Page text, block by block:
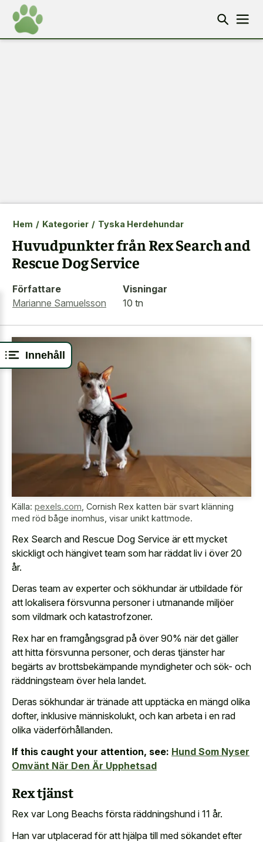
Innehåll
Hem / Kategorier / Tyska Herdehundar
Huvudpunkter från Rex Search and
Rescue Dog Service
Författare
Marianne Samuelsson
Visningar
10 tn
Källa: pexels.com Cornish Rex katten bär svart klänning
med röd båge inomhus, visar unikt kattmode.
Rex Search and Rescue Dog Service är ett mycket
skickligt och hängivet team som har räddat liv i över 20
år.
Deras team av experter och sökhundar är utbildade för
att lokalisera försvunna personer i utmanande miljöer
som vildmark och katastrofzoner.
Rex har en framgångsgrad på över 90% när det gäller
att hitta försvunna personer, och deras tjänster har
begärts av brottsbekämpande myndigheter och sök- och
räddningsteam över hela landet.
Deras sökhundar är tränade att upptäcka en mängd olika
dofter, inklusive människolukt, och kan arbeta i en rad
olika väderförhållanden.
If this caught your attention, see: Hund Som Nyser
Omvänt När Den Är Upphetsad
Rex tjänst
Rex var Long Beachs första räddningshund i 11 år.
Han var utplacerad för att hjälpa till med sökandet efter